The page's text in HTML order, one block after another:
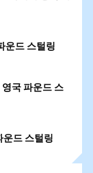
드 스털링
국 파운드 스
드 스털링